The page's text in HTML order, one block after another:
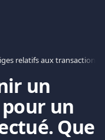
un
un
Que